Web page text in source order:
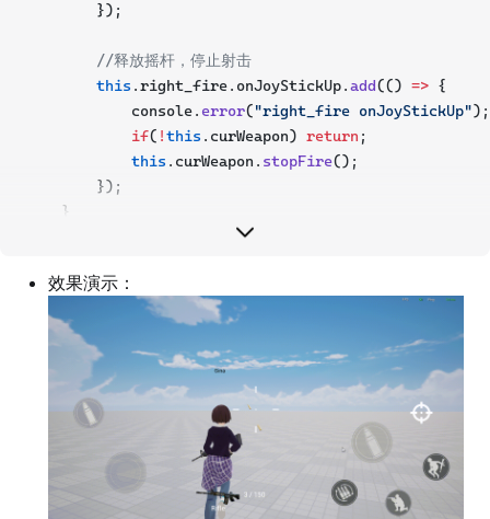
        });
//释放摇杆，停止射击
this .right_fire.onJoyStickUp.add(() => {
            console.
error("right_fire onJoyStickUp");
if( !this .curWeapon) return ;
this .curWeapon. stopFire();
        });
    }
效果演示：